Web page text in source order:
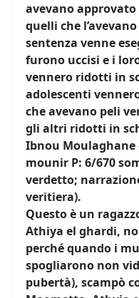
avevano
quelli che
sentenza venne
furono uccisi e i
vennero ridotti in
adolescenti
che avevano peli
gli altri ridotti in
Ibnou Moulaghane
mounir P: 6/670
verdetto;
veritiera).
Questo è un
Athiya el ghardi,
perché quando i
spogliarono non
pubertà), scampò